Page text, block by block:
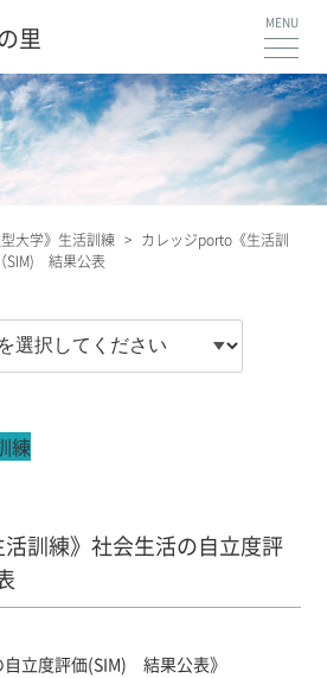
里
型大学》生活訓練 > カレッジporto《生活訓
SIM) 結果公表
練
訓練》社会生活の自立度評
立度評価(SIM) 結果公表》